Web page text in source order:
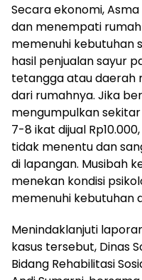
Secara ekonomi,
dan menempati
memenuhi kebutuhan
hasil penjualan sayur
tetangga atau daerah
dari rumahnya. Jika
mengumpulkan
7-8 ikat dijual
tidak menentu dan
di lapangan. Musibah
menekan kondisi
memenuhi kebutuhan
Menindaklanjuti
kasus tersebut, Dinas
Bidang Rehabilitasi